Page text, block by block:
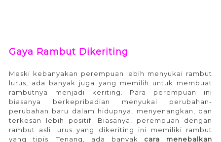
Gaya Rambut Dikeriting
Meski kebanyakan perempuan lebih menyukai rambut
lurus, ada banyak juga yang memilih untuk membuat
rambutnya menjadi keriting. Para perempuan ini
biasanya berkepribadian menyukai perubahan-
perubahan baru dalam hidupnya, menyenangkan, dan
terkesan lebih positif. Biasanya, perempuan dengan
rambut asli lurus yang dikeriting ini memiliki rambut
yang tipis. Tenang, ada banyak cara menebalkan